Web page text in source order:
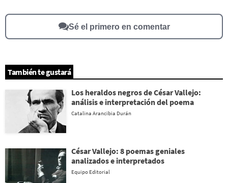
Sé el primero en comentar
También te gustará
Los heraldos negros de César Vallejo:
análisis e interpretación del poema
Catalina Arancibia Durán
César Vallejo: 8 poemas geniales
analizados e interpretados
Equipo Editorial